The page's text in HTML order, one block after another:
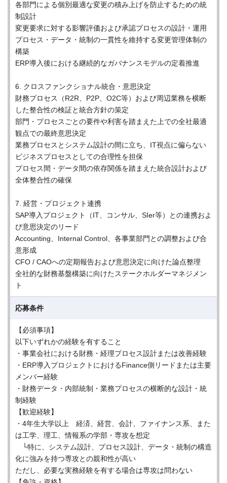
各部門による個別最適な変更の積み上げを防止するための統
制設計
変更要求に対する影響評価および承認プロセスの設計・運用
プロセス・データ・統制の一貫性を維持する変更管理体制の
構築
ERP導入後における継続的なガバナンスモデルの定着推進
6. クロスファンクショナル統合・意思決定
財務プロセス（R2R、P2P、O2C等）および周辺業務を横断
した整合性の検証と統合方針の策定
部門・プロセスごとの要件や利害を踏まえた上での全社最適
観点での最終意思決定
業務プロセスとシステム設計の間に立ち、IT視点に偏らない
ビジネスプロセスとしての合理性を担保
プロセス間・データ間の依存関係を踏まえた統合設計および
全体整合性の確保
7. 経営・プロジェクト連携
SAP導入プロジェクト（IT、コンサル、SIer等）との連携およ
び意思決定のリード
Accounting、Internal Control、各事業部門との調整および合
意形成
CFO / CAOへの定期報告および意思決定に向けた論点整理
全社的な財務基盤構築に向けたステークホルダーマネジメン
ト
応募条件
【必須事項】
以下いずれかの経験を有すること
・事業会社における財務・経理プロセス設計または改善経験
・ERP導入プロジェクトにおけるFinance側リードまたは主要
メンバー経験
・財務データ・内部統制・業務プロセスの横断的な設計・統
制経験
【歓迎経験】
・4年生大学以上 経済、経営、会計、ファイナンス系、また
は工学、理工、情報系の学部・専攻を想定
└特に、システム設計、プロセス設計、データ・統制の構造
化に強みを持つ専攻との親和性が高い
ただし、必要な実務経験を有する場合は専攻は問わない